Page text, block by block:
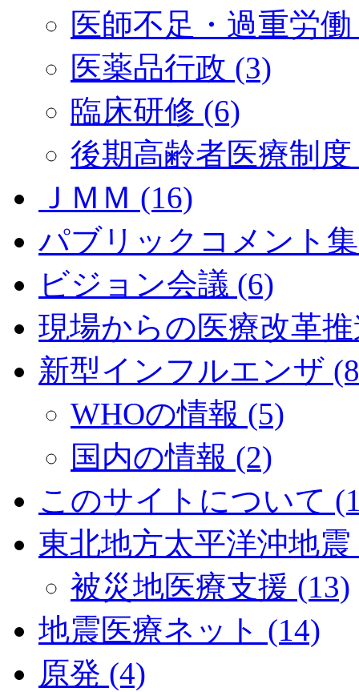
医師不足・過重労働
医薬品行政 (3)
臨床研修 (6)
後期高齢者医療制度
ＪＭＭ (16)
パブリックコメント
ビジョン会議 (6)
現場からの医療改革
新型インフルエンザ
WHOの情報 (5)
国内の情報 (2)
このサイトについて
東北地方太平洋沖地震
被災地医療支援 (13)
地震医療ネット (14)
原発 (4)